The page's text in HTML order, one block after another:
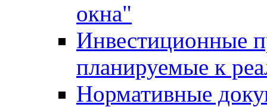
окна"
Инвестиционные
планируемые к
Нормативные